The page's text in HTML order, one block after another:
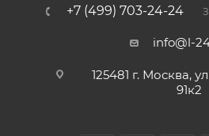
+7 (499) 703-24-24
info@l-
125481 г. Москва,
91к2